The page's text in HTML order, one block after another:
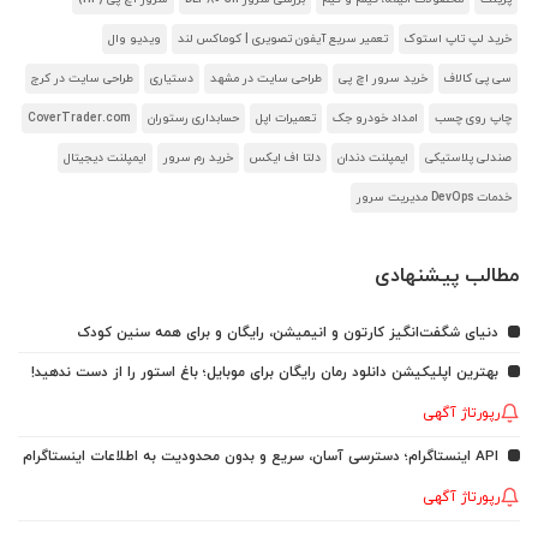
خرید لپ تاپ استوک تعمیر سریع آیفون تصویری | کوماکس لند ویدیو وال
سی پی کالاف خرید سرور اچ پی طراحی سایت در مشهد دستیاری طراحی سایت در کرج
چاپ روی چسب امداد خودرو جک تعمیرات اپل حسابداری رستوران CoverTrader.com
صندلی پلاستیکی ایمپلنت دندان دلتا اف ایکس خرید رم سرور ایمپلنت دیجیتال
خدمات DevOps مدیریت سرور
مطالب پیشنهادی
دنیای شگفت‌انگیز کارتون و انیمیشن، رایگان و برای همه سنین کودک
بهترین اپلیکیشن دانلود رمان رایگان برای موبایل؛ باغ استور را از دست ندهید!
رپورتاژ آگهی
API اینستاگرام؛ دسترسی آسان، سریع و بدون محدودیت به اطلاعات اینستاگرام
رپورتاژ آگهی